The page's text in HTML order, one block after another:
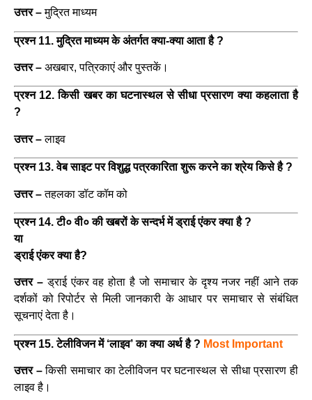
उत्तर –मुद्रित माध्यम
प्रश्न 11. मुद्रित माध्यम के अंतर्गत क्या-क्या आता है ?
उत्तर – अखबार, पत्रिकाएं और पुस्तकें।
प्रश्न 12. किसी खबर का घटनास्थल से सीधा प्रसारण क्या कहलाता है
?
उत्तर –लाइव
प्रश्न 13. वेब साइट पर विशुद्ध पत्रकारिता शुरू करने का श्रेय किसे है ?
उत्तर –तहलका डॉट कॉम को
प्रश्न 14. टी० वी० की खबरों के सन्दर्भ में ड्राई एंकर क्या है ?
या
ड्राई एंकर क्या है?
उत्तर –ड्राई एंकर वह होता है जो समाचार के दृश्य नजर नहीं आने तक
दर्शकों को रिपोर्टर से मिली जानकारी के आधार पर समाचार से संबंधित
सूचनाएं देता है।
प्रश्न 15. टेलीविजन में ‘लाइव’ का क्या अर्थ है ? Most Important
उत्तर –किसी समाचार का टेलीविजन पर घटनास्थल से सीधा प्रसारण ही
लाइव है।